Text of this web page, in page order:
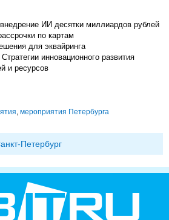
ИИ десятки миллиардов рублей
по картам
для эквайринга
инновационного развития
и ресурсов
мероприятия Петербурга
Петербург